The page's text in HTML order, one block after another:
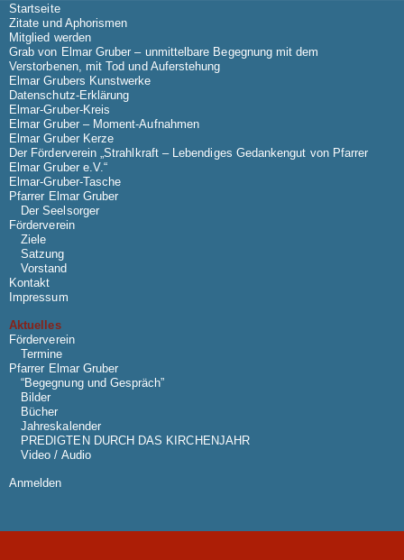
Startseite
Zitate und Aphorismen
Mitglied werden
Grab von Elmar Gruber – unmittelbare Begegnung mit dem
Verstorbenen, mit Tod und Auferstehung
Elmar Grubers Kunstwerke
Datenschutz-Erklärung
Elmar-Gruber-Kreis
Elmar Gruber – Moment-Aufnahmen
Elmar Gruber Kerze
Der Förderverein „Strahlkraft – Lebendiges Gedankengut von Pfarrer
Elmar Gruber e.V.“
Elmar-Gruber-Tasche
Pfarrer Elmar Gruber
Der Seelsorger
Förderverein
Ziele
Satzung
Vorstand
Kontakt
Impressum
Aktuelles
Förderverein
Termine
Pfarrer Elmar Gruber
“Begegnung und Gespräch”
Bilder
Bücher
Jahreskalender
PREDIGTEN DURCH DAS KIRCHENJAHR
Video / Audio
Anmelden